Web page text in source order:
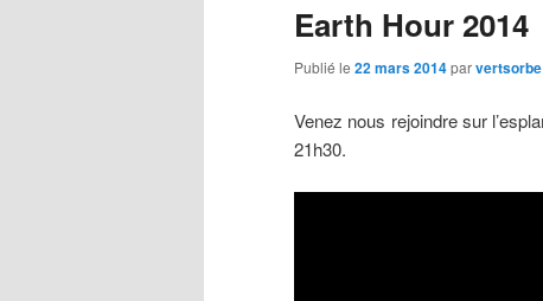
Earth Hour 2014
Publié le 22 mars 2014parvertsorbe
Venez nous rejoindre sur
21h30.